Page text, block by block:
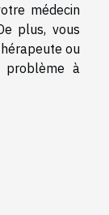
médecin
plus, vous
ou
problème à